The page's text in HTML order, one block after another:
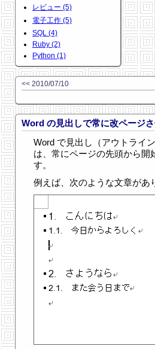
レビュー (5)
電子工作 (5)
SQL (4)
Ruby (2)
Python (1)
<< 2010/07/10
Word の見出しで常に改ページ
Word で見出し（アウトライ
は、常にページの先頭から開
す。
例えば、次のような文章があ